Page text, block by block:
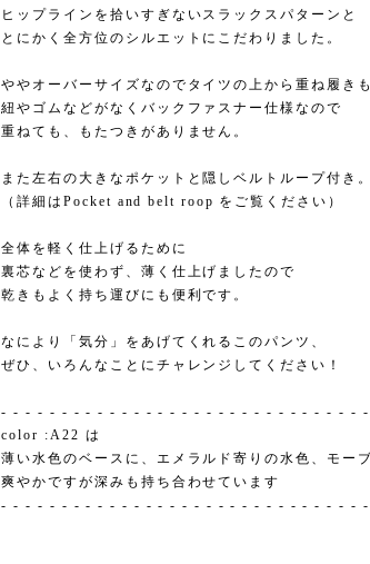
ヒップラインを拾いすぎないスラックスパターンと
とにかく全方位のシルエットにこだわりました。
ややオーバーサイズなのでタイツの上から重ね履き
紐やゴムなどがなくバックファスナー仕様なので
重ねても、もたつきがありません。
また左右の大きなポケットと隠しベルトループ付き。
（詳細はPocket and belt roop をご覧ください）
全体を軽く仕上げるために
裏芯などを使わず、薄く仕上げましたので
乾きもよく持ち運びにも便利です。
なにより「気分」をあげてくれるこのパンツ、
ぜひ、いろんなことにチャレンジしてください！
- - - - - - - - - - - - - - - - - - - - - - - - - - - - - -
color :A22 は
薄い水色のベースに、エメラルド寄りの水色、モー
爽やかですが深みも持ち合わせています
- - - - - - - - - - - - - - - - - - - - - - - - - - - - - -